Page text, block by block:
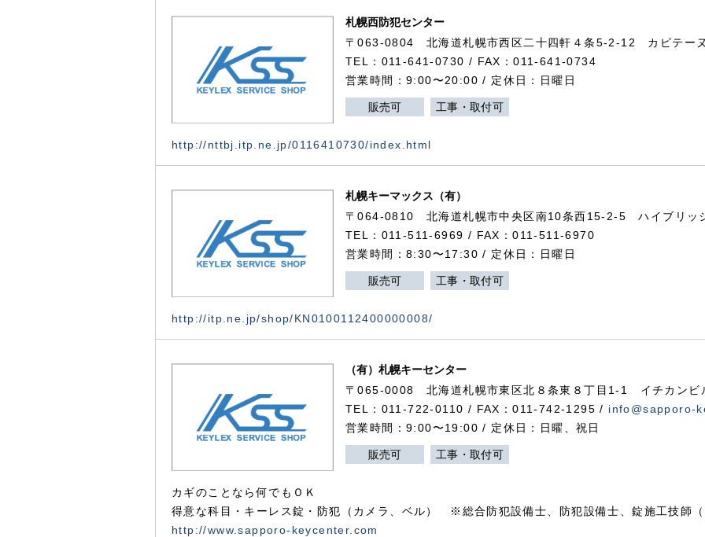
札幌西防犯センター
〒063-0804 北海道札幌市西区二十四軒４条5-2-12 カピテー
TEL：011-641-0730 / FAX：011-641-0734
営業時間：9:00〜20:00 / 定休日：日曜日
販売可 工事・取付可
http://nttbj.itp.ne.jp/0116410730/index.html
札幌キーマックス（有）
〒064-0810 北海道札幌市中央区南10条西15-2-5 ハイブリッ
TEL：011-511-6969 / FAX：011-511-6970
営業時間：8:30〜17:30 / 定休日：日曜日
販売可 工事・取付可
http://itp.ne.jp/shop/KN0100112400000008/
（有）札幌キーセンター
〒065-0008 北海道札幌市東区北８条東８丁目1-1 イチカンビ
TEL：011-722-0110 / FAX：011-742-1295 / info@sapporo-
営業時間：9:00〜19:00 / 定休日：日曜、祝日
販売可 工事・取付可
カギのことなら何でもＯＫ
得意な科目・キーレス錠・防犯（カメラ、ベル） ※総合防犯設備士、防犯設備士、錠施工技師
http://www.sapporo-keycenter.com